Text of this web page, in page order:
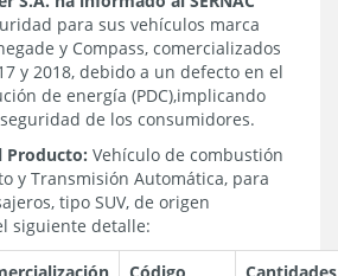
para sus vehículos marca
y Compass, comercializados
y 2018, debido a un defecto en el
de energía (PDC),implicando
de los consumidores.
Producto: Vehículo de combustión
y Transmisión Automática, para
tipo SUV, de origen
siguiente detalle:
Código
Cantidades